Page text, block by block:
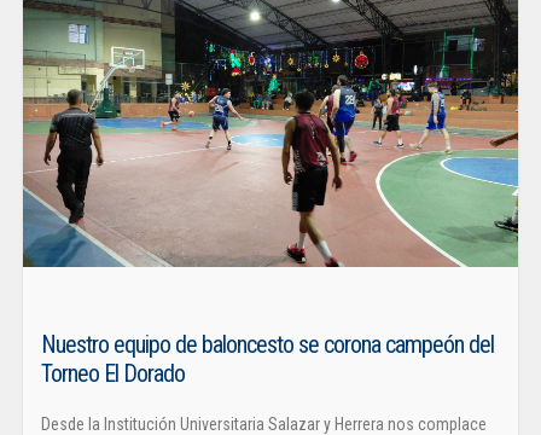
Nuestro equipo de baloncesto se corona campeón del
Torneo El Dorado
Desde la Institución Universitaria Salazar y Herrera nos complace